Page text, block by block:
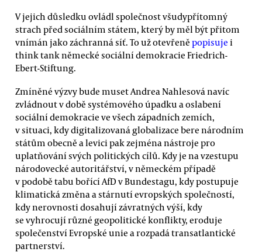
V jejich důsledku ovládl společnost všudypřítomný
strach před sociálním státem, který by měl být přitom
vnímán jako záchranná síť. To už otevřeně popisuje i
think tank německé sociální demokracie Friedrich-
Ebert-Stiftung.
Zmíněné výzvy bude muset Andrea Nahlesová navíc
zvládnout v době systémového úpadku a oslabení
sociální demokracie ve všech západních zemích,
v situaci, kdy digitalizovaná globalizace bere národním
státům obecně a levici pak zejména nástroje pro
uplatňování svých politických cílů. Kdy je na vzestupu
národovecké autoritářství, v německém případě
v podobě tabu bořící AfD v Bundestagu, kdy postupuje
klimatická změna a stárnutí evropských společností,
kdy nerovnosti dosahují závratných výší, kdy
se vyhrocují různé geopolitické konflikty, eroduje
společenství Evropské unie a rozpadá transatlantické
partnerství.